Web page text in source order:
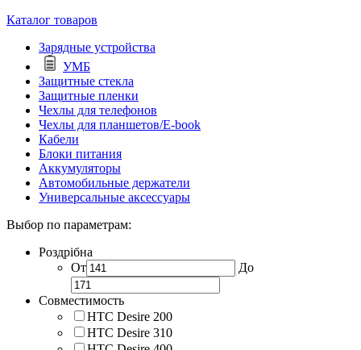
Каталог товаров
Зарядные устройства
УМБ
Защитные стекла
Защитные пленки
Чехлы для телефонов
Чехлы для планшетов/E-book
Кабели
Блоки питания
Аккумуляторы
Автомобильные держатели
Универсальные аксессуары
Выбор по параметрам:
Роздрібна
От
До
Совместимость
HTC Desire 200
HTC Desire 310